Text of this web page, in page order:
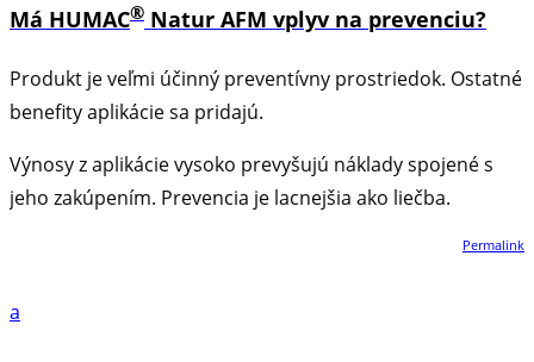
Má HUMAC® Natur AFM vplyv na prevenciu?
Produkt je veľmi účinný preventívny prostriedok. Ostatné
benefity aplikácie sa pridajú.
Výnosy z aplikácie vysoko prevyšujú náklady spojené s
jeho zakúpením. Prevencia je lacnejšia ako liečba.
Permalink
a